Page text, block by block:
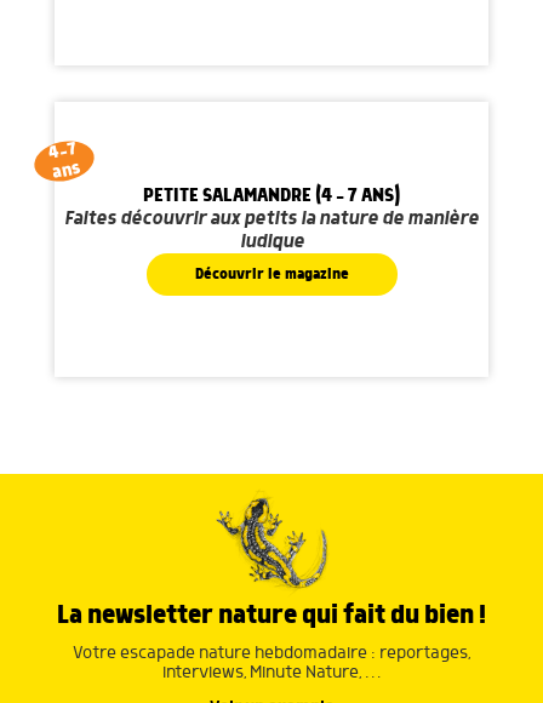
4-7
ans
PETITE SALAMANDRE (4 - 7 ANS)
Faites découvrir aux petits la nature de manière
ludique
Découvrir le magazine
La newsletter nature qui fait du bien !
Votre escapade nature hebdomadaire : reportages,
interviews, Minute Nature, …